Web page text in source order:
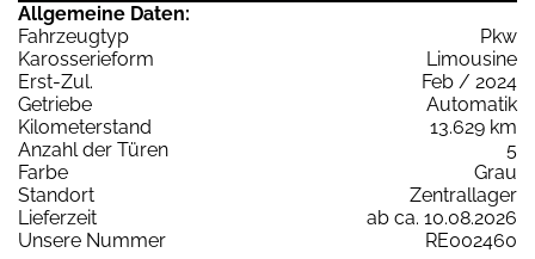
Allgemeine Daten:
Fahrzeugtyp
Pkw
Karosserieform
Limousine
Erst-Zul.
Feb / 2024
Getriebe
Automatik
Kilometerstand
13.629 km
Anzahl der Türen
5
Farbe
Grau
Standort
Zentrallager
Lieferzeit
ab ca. 10.08.2026
Unsere Nummer
RE002460